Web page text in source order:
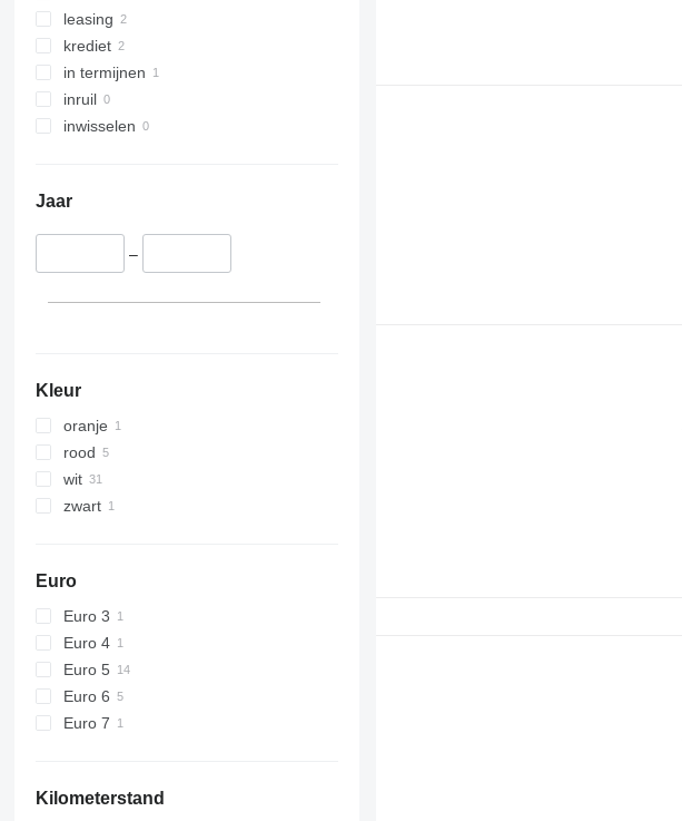
leasing
krediet
in termijnen
inruil
inwisselen
Jaar
–
Kleur
oranje
rood
wit
zwart
Euro
Euro 3
Euro 4
Euro 5
Euro 6
Euro 7
Kilometerstand